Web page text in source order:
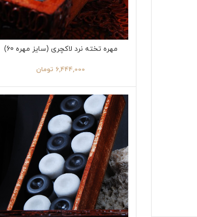
مهره تخته نرد لاکچری (سایز مهره 60)
6,444,000 تومان